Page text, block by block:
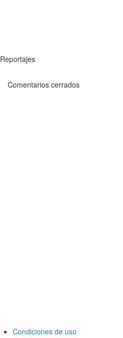
Reportajes
Comentarios cerrados
Condiciones de uso